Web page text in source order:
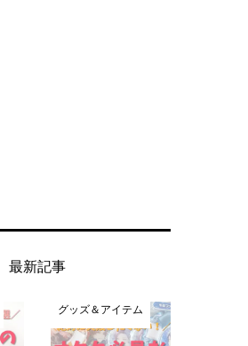
最新記事
グッズ＆アイテム